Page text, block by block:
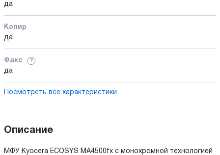
да
Копир
да
Факс ?
да
Посмотреть все характеристики
Описание
МФУ Kyocera ECOSYS MA4500fx с монохромной технологией